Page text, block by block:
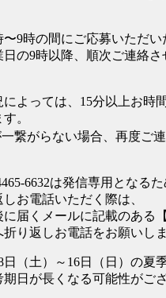
9時の間にご応募いただ
日の9時以降、順次ご連絡さ
よっては、15分以上お時
。
繋がらない場合、再度ご
6632は発信専用となる
お電話いただく際は、
に届くメールに記載のある
折り返しお電話をお願いしま
（土）～16日（日）の夏
期日が長くなる可能性がご